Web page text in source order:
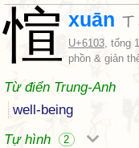
愃 xuān
U+6103, tổng
phồn & giản
Từ điển Trung-Anh
well-being
Tự hình
2